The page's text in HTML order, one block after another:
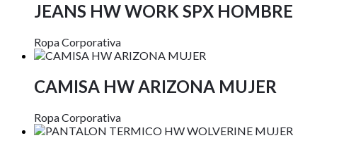
JEANS HW WORK SPX HOMBRE
Ropa Corporativa
CAMISA HW ARIZONA MUJER
Ropa Corporativa